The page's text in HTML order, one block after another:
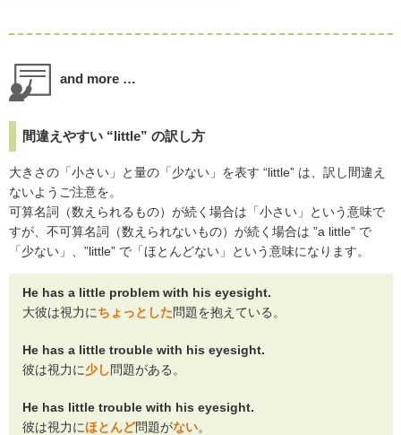
and more …
間違えやすい “little” の訳し方
大きさの「小さい」と量の「少ない」を表す “little” は、訳し間違え
ないようご注意を。
可算名詞（数えられるもの）が続く場合は「小さい」という意味で
すが、不可算名詞（数えられないもの）が続く場合は ”a little” で
「少ない」、”little” で「ほとんどない」という意味になります。
He has a little problem with his eyesight.
大彼は視力にちょっとした問題を抱えている。
He has a little trouble with his eyesight.
彼は視力に少し問題がある。
He has little trouble with his eyesight.
彼は視力にほとんど問題がない。